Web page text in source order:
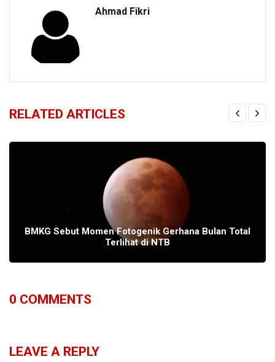
Ahmad Fikri
RELATED ARTICLES
BMKG Sebut Momen Fotogenik Gerhana Bulan Total
Terlihat di NTB
0 COMMENTS
LEAVE A REPLY